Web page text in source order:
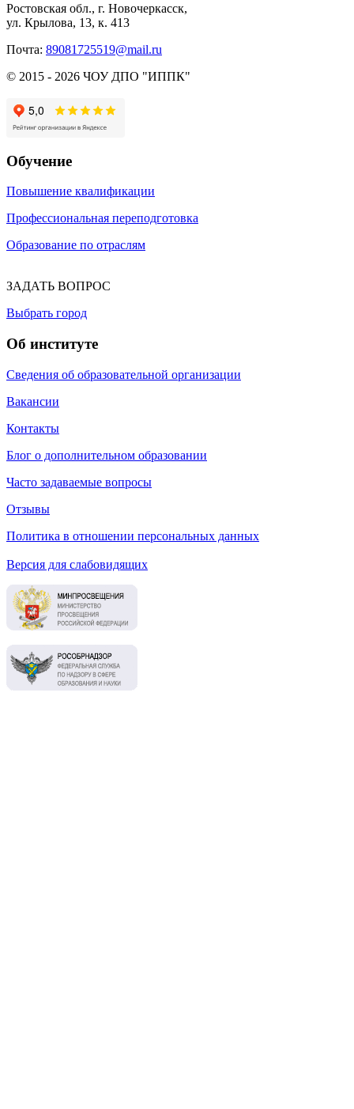
Ростовская обл., г. Новочеркасск,
ул. Крылова, 13, к. 413
Почта: 89081725519@mail.ru
© 2015 - 2026 ЧОУ ДПО "ИППК"
Обучение
Повышение квалификации
Профессиональная переподготовка
Образование по отраслям
ЗАДАТЬ ВОПРОС
Выбрать город
Об институте
Сведения об образовательной организации
Вакансии
Контакты
Блог о дополнительном образовании
Часто задаваемые вопросы
Отзывы
Политика в отношении персональных данных
Версия для слабовидящих